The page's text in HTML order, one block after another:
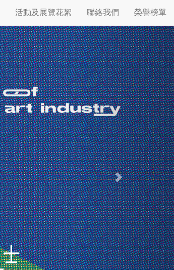
活動及展覽花絮 聯絡我們 榮譽榜單
Next